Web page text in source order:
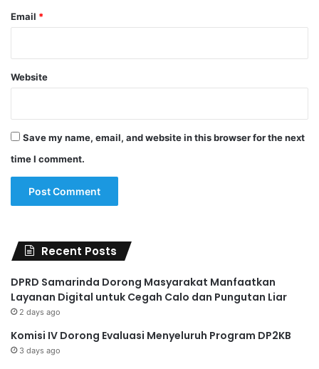
Email *
Website
Save my name, email, and website in this browser for the next
time I comment.
Recent Posts
DPRD Samarinda Dorong Masyarakat Manfaatkan
Layanan Digital untuk Cegah Calo dan Pungutan Liar
2 days ago
Komisi IV Dorong Evaluasi Menyeluruh Program DP2KB
3 days ago